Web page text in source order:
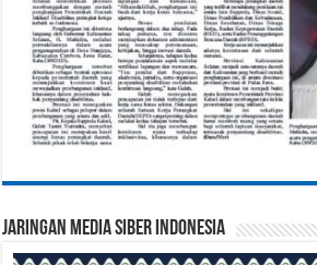
Jaringan Media Siber Indonesia